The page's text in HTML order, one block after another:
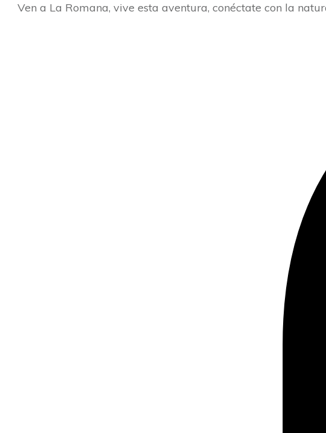
Ven a La Romana, vive esta aventura, conéctate con la